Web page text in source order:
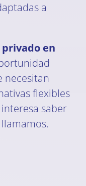
a
en
necesitan
flexibles
saber